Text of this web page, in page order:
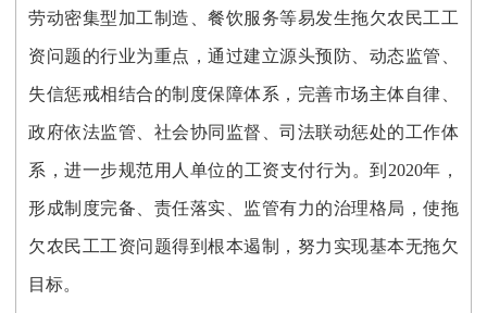
劳动密集型加工制造、餐饮服务等易发生拖欠农民工工
资问题的行业为重点，通过建立源头预防、动态监管、
失信惩戒相结合的制度保障体系，完善市场主体自律、
政府依法监管、社会协同监督、司法联动惩处的工作体
系，进一步规范用人单位的工资支付行为。到2020年，
形成制度完备、责任落实、监管有力的治理格局，使拖
欠农民工工资问题得到根本遏制，努力实现基本无拖欠
目标。